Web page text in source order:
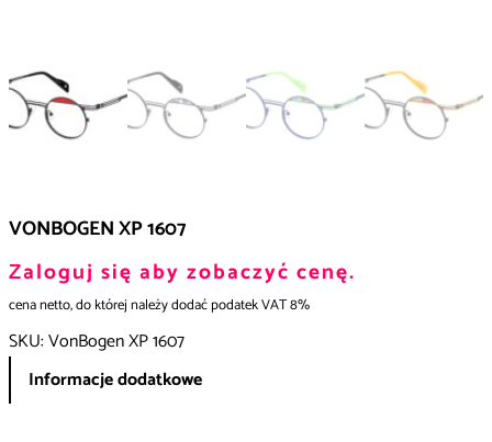
VONBOGEN XP 1607
Zaloguj się aby zobaczyć cenę.
cena netto, do której należy dodać podatek VAT 8%
SKU:VonBogen XP 1607
Informacje dodatkowe